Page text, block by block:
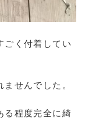
ごく付着してい
せんでした。
る程度完全に綺